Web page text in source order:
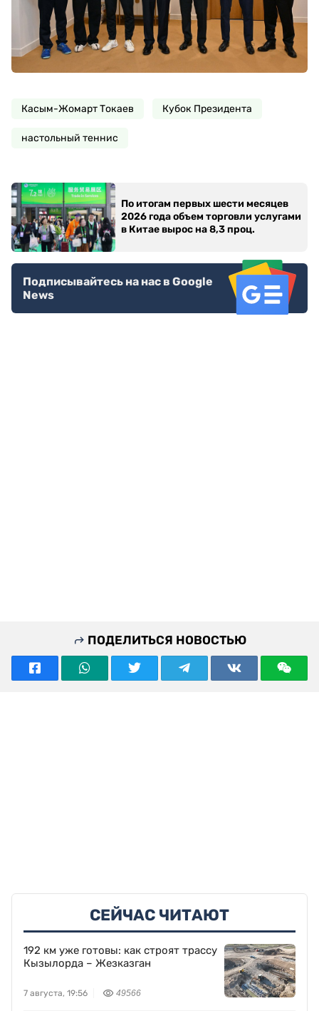
Касым-Жомарт Токаев Кубок Президента
настольный теннис
По итогам первых шести месяцев
2026 года объем торговли услугами
в Китае вырос на 8,3 проц.
Подписывайтесь на нас в Google
News
ПОДЕЛИТЬСЯ НОВОСТЬЮ
СЕЙЧАС ЧИТАЮТ
192 км уже готовы: как строят трассу
Кызылорда – Жезказган
7 августа, 19:56 49566